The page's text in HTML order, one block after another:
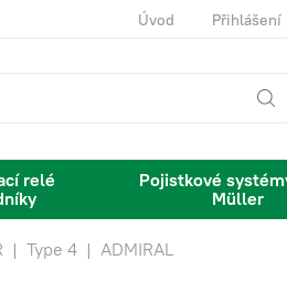
Úvod Přihlášení
relé
Pojistkové
Müller
| Type 4 | ADMIRAL